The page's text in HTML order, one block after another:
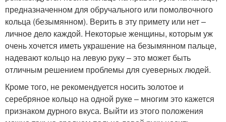
предназначенном для обручального или помолвочного
кольца (безымянном). Верить в эту примету или нет –
личное дело каждой. Некоторые женщины, которым уж
очень хочется иметь украшение на безымянном пальце,
надевают кольцо на левую руку – это может быть
отличным решением проблемы для суеверных людей.
Кроме того, не рекомендуется носить золотое и
серебряное кольцо на одной руке – многим это кажется
признаком дурного вкуса. Выйти из этого положения